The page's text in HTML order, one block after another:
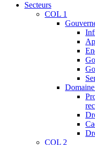
Secteurs
COL 1
COL 2